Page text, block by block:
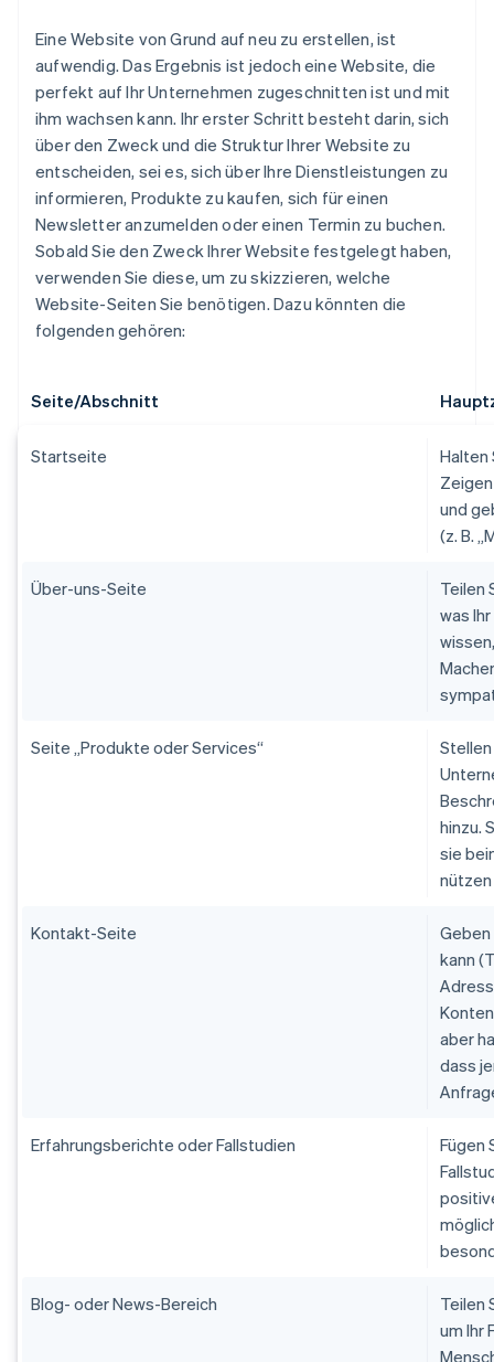
Eine Website von Grund auf neu zu erstellen, ist
aufwendig. Das Ergebnis ist jedoch eine Website, die
perfekt auf Ihr Unternehmen zugeschnitten ist und mit
ihm wachsen kann. Ihr erster Schritt besteht darin, sich
über den Zweck und die Struktur Ihrer Website zu
entscheiden, sei es, sich über Ihre Dienstleistungen zu
informieren, Produkte zu kaufen, sich für einen
Newsletter anzumelden oder einen Termin zu buchen.
Sobald Sie den Zweck Ihrer Website festgelegt haben,
verwenden Sie diese, um zu skizzieren, welche
Website-Seiten Sie benötigen. Dazu könnten die
folgenden gehören:
Seite/Abschnitt
Startseite
Halten
und
(z. B.
Über-uns-Seite
Teilen
was
Seite „Produkte oder Services“
hinzu.
sie
Kontakt-Seite
Geben
kann
aber
dass
Erfahrungsberichte oder Fallstudien
Fügen
Blog- oder News-Bereich
Teilen
um Ihr